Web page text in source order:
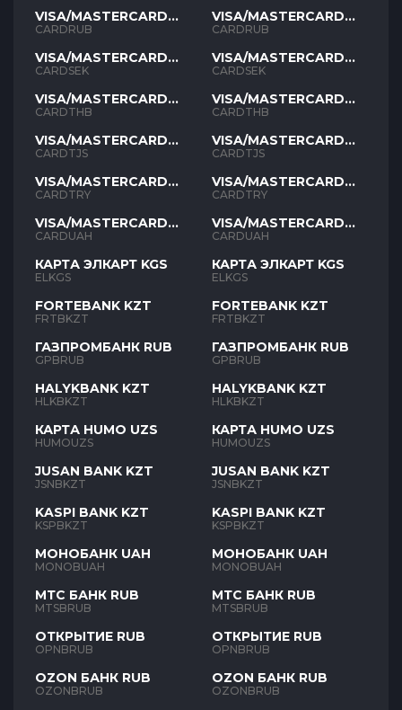
VISA/MASTERCARD
RUB
CARDRUB
VISA/MASTERCARD
SEK
CARDSEK
VISA/MASTERCARD
THB
CARDTHB
VISA/MASTERCARD
TJS
CARDTJS
VISA/MASTERCARD
TYR
CARDTRY
VISA/MASTERCARD
UAH
CARDUAH
КАРТА ЭЛКАРТ KGS
ELKGS
FORTEBANK KZT
FRTBKZT
ГАЗПРОМБАНК RUB
GPBRUB
HALYKBANK KZT
HLKBKZT
КАРТА HUMO UZS
HUMOUZS
JUSAN BANK KZT
JSNBKZT
KASPI BANK KZT
KSPBKZT
МОНОБАНК UAH
MONOBUAH
МТС БАНК RUB
MTSBRUB
ОТКРЫТИЕ RUB
OPNBRUB
OZON БАНК RUB
OZONBRUB
VISA/MASTERCARD
RUB
CARDRUB
VISA/MASTERCARD
SEK
CARDSEK
VISA/MASTERCARD
THB
CARDTHB
VISA/MASTERCARD
TJS
CARDTJS
VISA/MASTERCARD
TYR
CARDTRY
VISA/MASTERCARD
UAH
CARDUAH
КАРТА ЭЛКАРТ KGS
ELKGS
FORTEBANK KZT
FRTBKZT
ГАЗПРОМБАНК RUB
GPBRUB
HALYKBANK KZT
HLKBKZT
КАРТА HUMO UZS
HUMOUZS
JUSAN BANK KZT
JSNBKZT
KASPI BANK KZT
KSPBKZT
МОНОБАНК UAH
MONOBUAH
МТС БАНК RUB
MTSBRUB
ОТКРЫТИЕ RUB
OPNBRUB
OZON БАНК RUB
OZONBRUB